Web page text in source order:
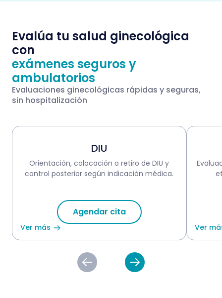
Evalúa tu salud ginecológica
con
exámenes seguros y
ambulatorios
Evaluaciones ginecológicas rápidas y seguras,
sin hospitalización
DIU
Orientación, colocación o retiro de DIU y
control posterior según indicación médica.
Agendar cita
Ver más Ver